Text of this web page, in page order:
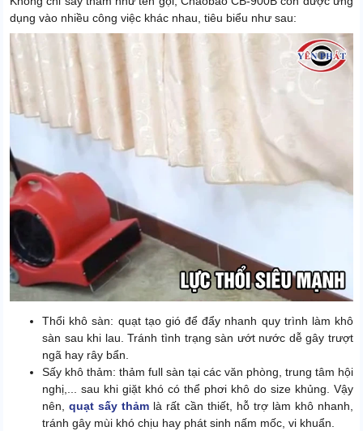
dụng vào nhiều công việc khác nhau, tiêu biểu như sau:
Thổi khô sàn: quạt tạo gió để đẩy nhanh quy trình làm khô
sàn sau khi lau. Tránh tình trạng sàn ướt nước dễ gây trượt
ngã hay rây bẩn.
Sấy khô thảm: thảm full sàn tại các văn phòng, trung tâm hội
nghị,... sau khi giặt khó có thể phơi khô do size khủng. Vậy
nên,quạt sấy thảm là rất cần thiết, hỗ trợ làm khô nhanh,
tránh gây mùi khó chịu hay phát sinh nấm mốc, vi khuẩn.